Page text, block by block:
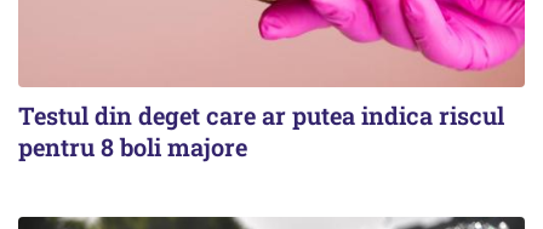
Testul din deget care ar putea indica riscul
pentru 8 boli majore